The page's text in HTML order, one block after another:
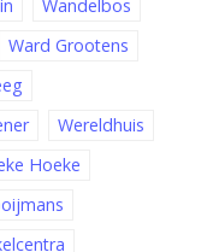
Wandelbos
Ward Grootens
Wereldhuis
Hoeke